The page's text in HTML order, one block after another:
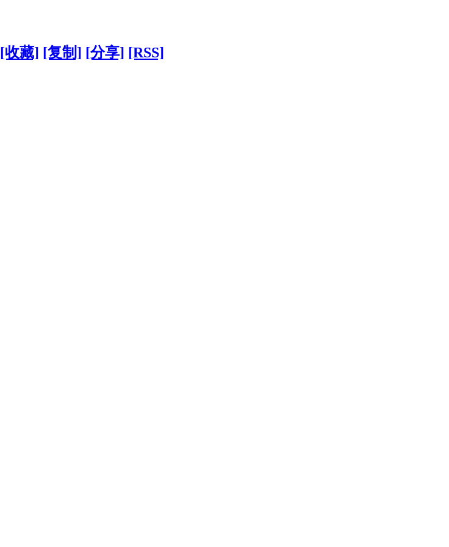
[收藏] [复制] [分享] [RSS]